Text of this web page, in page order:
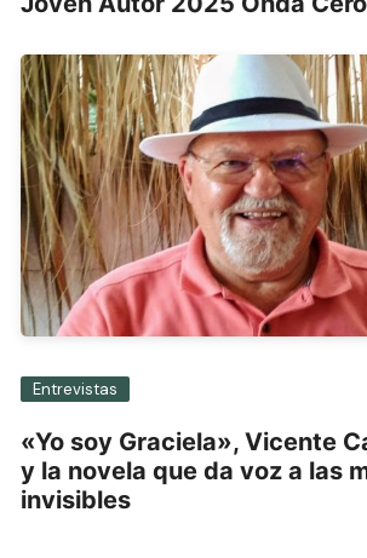
Entrevistas
«Yo soy Graciela», Vicente
y la novela que da voz a las
invisibles